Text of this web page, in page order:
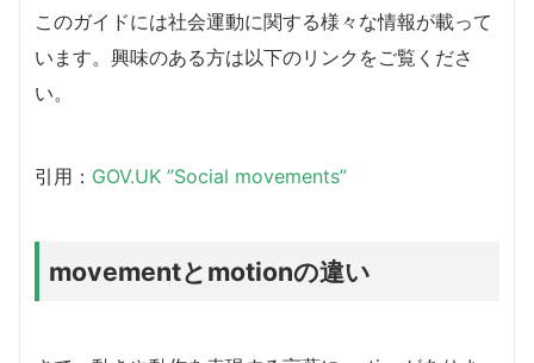
このガイドには社会運動に関する様々な情報が載って
います。興味のある方は以下のリンクをご覧くださ
い。
引用： GOV.UK ”Social movements”
movementとmotionの違い